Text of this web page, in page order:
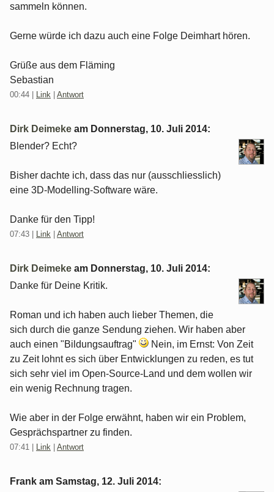
sammeln können.
Gerne würde ich dazu auch eine Folge Deimhart hören.
Grüße aus dem Fläming
Sebastian
00:44 Link Antwort
Dirk Deimeke am Donnerstag, 10. Juli 2014:
Blender? Echt?
Bisher dachte ich, dass das nur (ausschliesslich)
eine 3D-Modelling-Software wäre.
Danke für den Tipp!
07:43 Link Antwort
Dirk Deimeke am Donnerstag, 10. Juli 2014:
Danke für Deine Kritik.
Roman und ich haben auch lieber Themen, die
sich durch die ganze Sendung ziehen. Wir haben aber
auch einen "Bildungsauftrag"
Nein, im Ernst: Von Zeit
zu Zeit lohnt es sich über Entwicklungen zu reden, es tut
sich sehr viel im Open-Source-Land und dem wollen wir
ein wenig Rechnung tragen.
Wie aber in der Folge erwähnt, haben wir ein Problem,
Gesprächspartner zu finden.
07:41 Link Antwort
Frank am Samstag, 12. Juli 2014: